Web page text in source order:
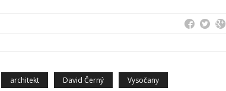
architekt David Černý Vysočany